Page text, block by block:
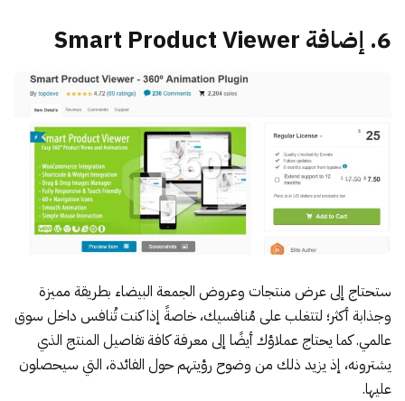
6. إضافة Smart Product Viewer
ستحتاج إلى عرض منتجات وعروض الجمعة البيضاء بطريقة مميزة
وجذابة أكثر؛ لتتغلب على مُنافسيك، خاصةً إذا كنت تُنافس داخل سوق
عالمي. كما يحتاج عملاؤك أيضًا إلى معرفة كافة تفاصيل المنتج الذي
يشترونه، إذ يزيد ذلك من وضوح رؤيتهم حول الفائدة، التي سيحصلون
عليها.